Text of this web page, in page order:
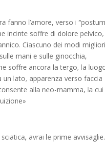
l’amore, verso i
incinte soffre di dolore pelvico,
Ciascuno dei modi migliori
mani e sulle ginocchia,
soffre ancora la tergo, la
lato, apparenza verso faccia
alla neo-mamma, la cui
avrai le prime avvisaglie.